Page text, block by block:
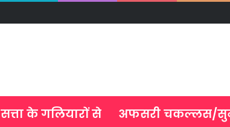
सत्ता के गलियारों से अफसरी चकल्लस/